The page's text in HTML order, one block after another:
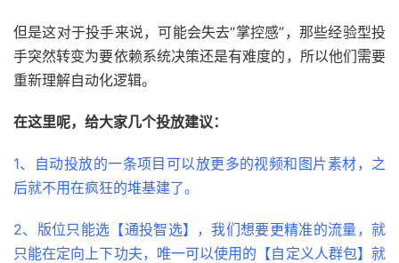
但是这对于投手来说，可能会失去“掌控感”，那些经验型投
手突然转变为要依赖系统决策还是有难度的，所以他们需要
重新理解自动化逻辑。
在这里呢，给大家几个投放建议：
1、自动投放的一条项目可以放更多的视频和图片素材，之
后就不用在疯狂的堆基建了。
2、版位只能选【通投智选】，我们想要更精准的流量，就
只能在定向上下功夫，唯一可以使用的【自定义人群包】就